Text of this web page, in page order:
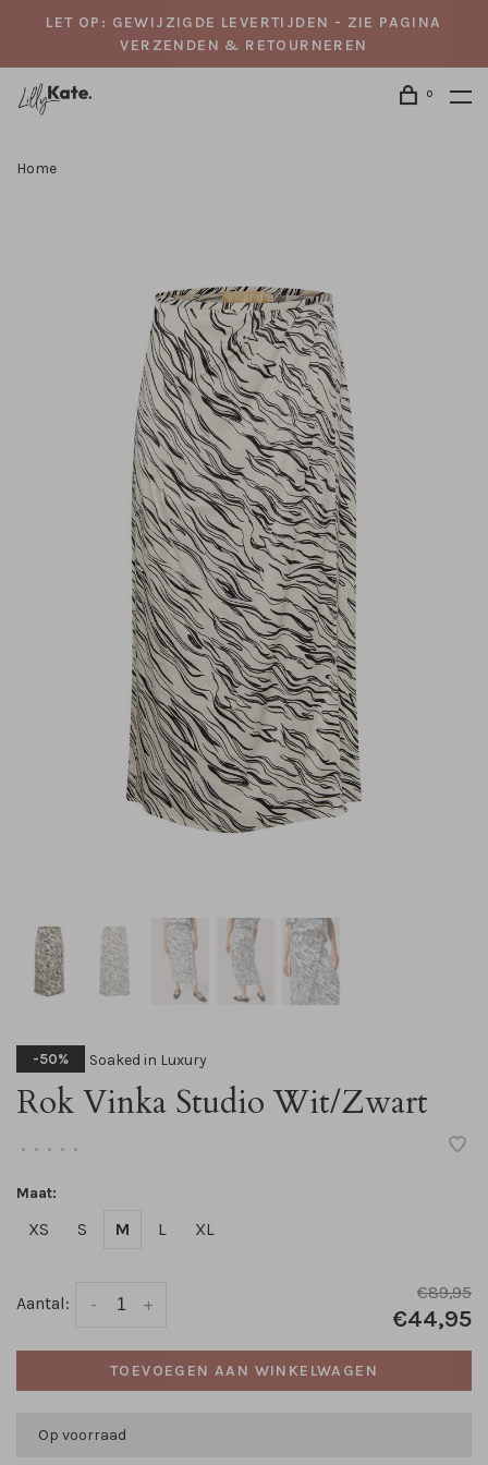
LET OP: GEWIJZIGDE LEVERTIJDEN - ZIE PAGINA
VERZENDEN & RETOURNEREN
0
Home
-50% Soaked in Luxury
Rok Vinka Studio Wit/Zwart
• • • • •
Maat:
XS S M L XL
Aantal: +
-
€89,95
€44,95
TOEVOEGEN AAN WINKELWAGEN
Op voorraad